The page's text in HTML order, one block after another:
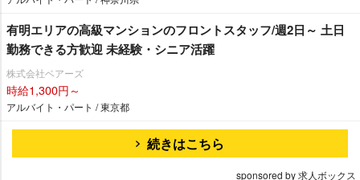
有明エリアの⾼級マンションのフロントスタッフ/週2日～ 土日
勤務できる方歓迎 未経験・シニア活躍
株式会社ベアーズ
時給1,300円～
アルバイト・パート / 東京都
続きはこちら
sponsored by 求人ボックス